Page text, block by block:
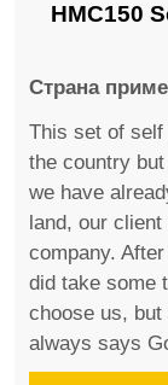
HMC150
Страна
This set of
the country
we have
land, our
company.
did take some
choose us,
always says